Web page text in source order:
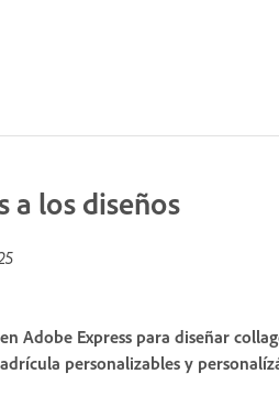
a los diseños
Adobe Express para diseñar
personalizables y